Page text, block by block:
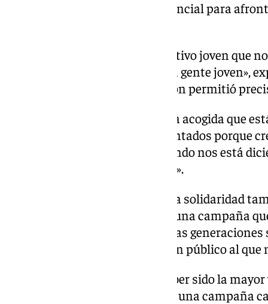
incorporación de jóvenes es esencial para
«Queríamos encontrar un colectivo joven que
fresco, distinto y que llegara a la gente joven»,
con la Facultad de Comunicación permitió
El presidente destaca además la acogida que
«Estamos absolutamente encantados porque
muchísima llegada. Todo el mundo nos está
que está funcionando muy bien».
La experiencia demuestra que la solidaridad
creatividad y la innovación. En una campaña
personas, la mirada de las nuevas
entre el Banco de Alimentos y un público al
Y esa, precisamente, parece haber sido la
convertir un trabajo de clase en una campaña